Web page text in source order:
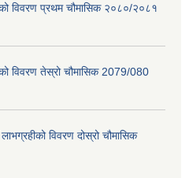
विवरण प्रथम चौमासिक २०८०/२०८१
विवरण तेस्रो चौमासिक 2079/080
विवरण दोस्रो चौमासिक